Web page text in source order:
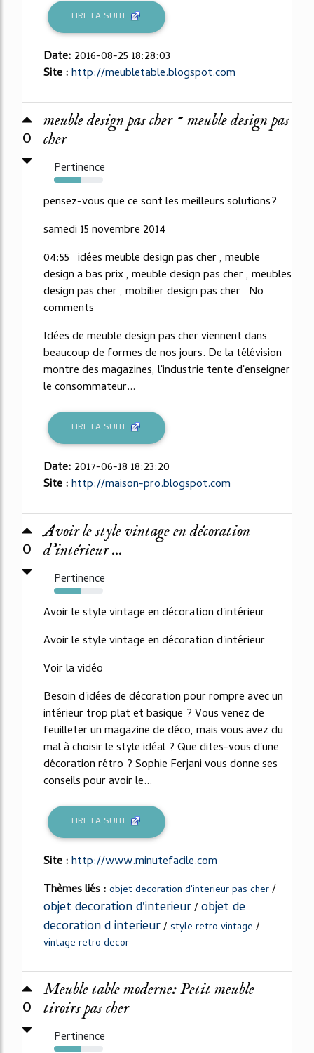
LIRE LA SUITE
Date: 2016-08-25 18:28:03
Site :http://meubletable.blogspot.com
0
meuble design pas cher ~ meuble design pas
cher
Pertinence
56%
pensez-vous que ce sont les meilleurs solutions?
samedi 15 novembre 2014
04:55 idées meuble design pas cher , meuble
design a bas prix , meuble design pas cher , meubles
design pas cher , mobilier design pas cher No
comments
Idées de meuble design pas cher viennent dans
beaucoup de formes de nos jours. De la télévision
montre des magazines, l'industrie tente d'enseigner
le consommateur...
LIRE LA SUITE
Date: 2017-06-18 18:23:20
Site :http://maison-pro.blogspot.com
0
Avoir le style vintage en décoration
d'intérieur ...
Pertinence
55%
Avoir le style vintage en décoration d'intérieur
Avoir le style vintage en décoration d'intérieur
Voir la vidéo
Besoin d'idées de décoration pour rompre avec un
intérieur trop plat et basique ? Vous venez de
feuilleter un magazine de déco, mais vous avez du
mal à choisir le style idéal ? Que dites-vous d'une
décoration rétro ? Sophie Ferjani vous donne ses
conseils pour avoir le...
LIRE LA SUITE
Site :http://www.minutefacile.com
Thèmes liés : objet decoration d'interieur pas cher/
objet decoration d'interieur/objet de
decoration d interieur/style retro vintage /
vintage retro decor
0
Meuble table moderne: Petit meuble
tiroirs pas cher
Pertinence